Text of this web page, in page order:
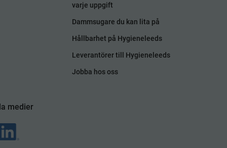
medier
varje uppgift
Dammsugare du kan lita på
Hållbarhet på Hygieneleeds
Leverantörer till Hygieneleeds
Jobba hos oss